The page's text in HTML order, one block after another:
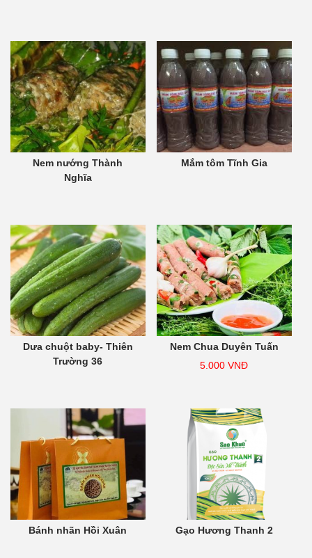
Nem nướng Thành
Nghĩa
Mắm tôm Tĩnh Gia
Dưa chuột baby- Thiên
Trường 36
Nem Chua Duyên Tuấn
5.000VNĐ
Bánh nhãn Hồi Xuân Gạo Hương Thanh 2